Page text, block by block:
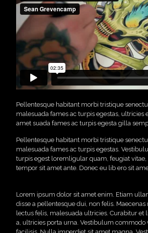
Pellentesque habitant morbi tristique
malesuada fames ac turpis egestas, ultricies
amet suada fames ac turpis egesta gilla
Pellentesque habitant morbi tristique
malesuada fames ac turpis egestas.
turpis egest loremligular quam, feugiat vitae,
tempor sit amet ante. Donec eu lib ero sit
Lorem ipsum dolor sit amet enim. Etiam
disse a pellentesque dui, non felis.
lectus felis, malesuada ultricies. Curabitur et
a, ultricies porta urna. Vestibulum commodo